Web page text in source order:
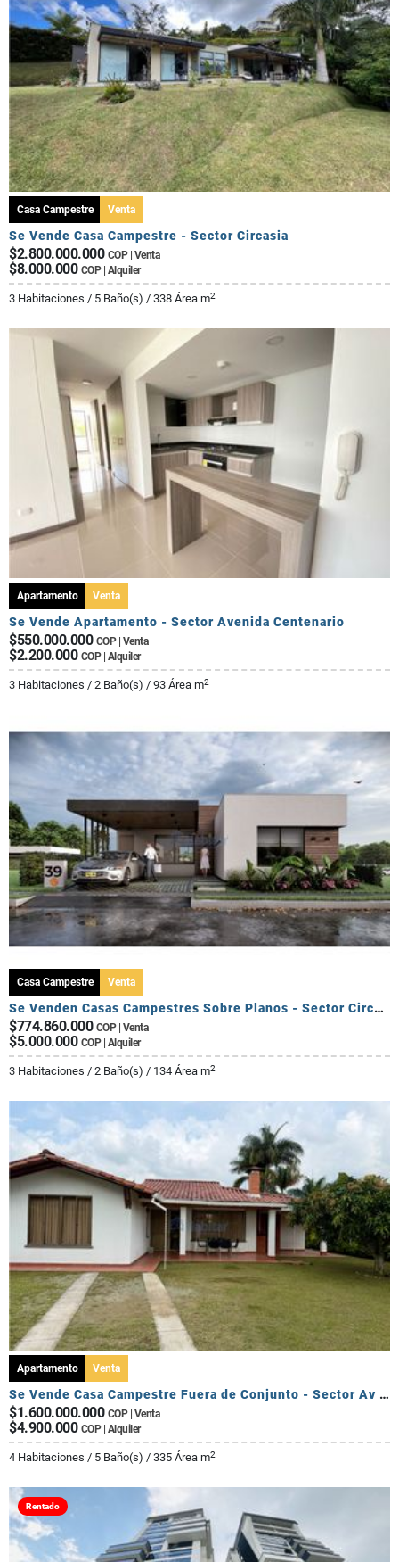
Casa Campestre Venta
Se Vende Casa Campestre - Sector Circasia
$2.800.000.000 COP | Venta
$8.000.000 COP | Alquiler
3 Habitaciones / 5 Baño(s) / 338 Área m2
Apartamento Venta
Se Vende Apartamento - Sector Avenida Centenario
$550.000.000 COP | Venta
$2.200.000 COP | Alquiler
3 Habitaciones / 2 Baño(s) / 93 Área m2
Casa Campestre Venta
Se Venden Casas Campestres Sobre Planos - Sector Circasia
$774.860.000 COP | Venta
$5.000.000 COP | Alquiler
3 Habitaciones / 2 Baño(s) / 134 Área m2
Apartamento Venta
Se Vende Casa Campestre Fuera de Conjunto - Sector Av Centenario
$1.600.000.000 COP | Venta
$4.900.000 COP | Alquiler
4 Habitaciones / 5 Baño(s) / 335 Área m2
Rentado